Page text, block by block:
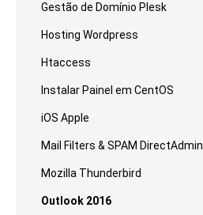
Gestão de Domínio Plesk
Hosting Wordpress
Htaccess
Instalar Painel em CentOS
iOS Apple
Mail Filters & SPAM DirectAdmin
Mozilla Thunderbird
Outlook 2016